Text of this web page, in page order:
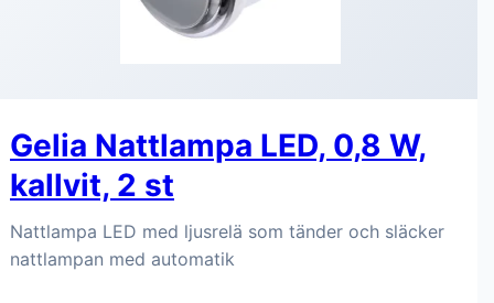
Gelia Nattlampa LED, 0,8 W,
kallvit, 2 st
Nattlampa LED med ljusrelä som tänder och släcker
nattlampan med automatik